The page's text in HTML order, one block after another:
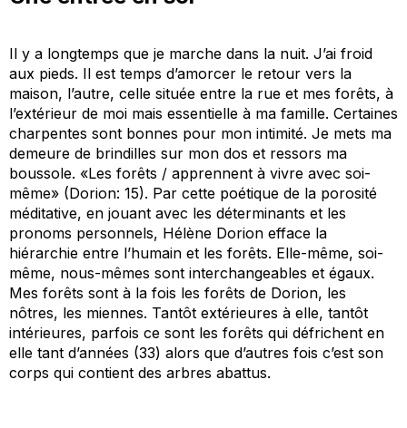
Il y a longtemps que je marche dans la nuit. J’ai froid
aux pieds. Il est temps d’amorcer le retour vers la
maison, l’autre, celle située entre la rue et mes forêts, à
l’extérieur de moi mais essentielle à ma famille. Certaines
charpentes sont bonnes pour mon intimité. Je mets ma
demeure de brindilles sur mon dos et ressors ma
boussole. «Les forêts / apprennent à vivre avec soi-
même» (Dorion: 15). Par cette poétique de la porosité
méditative, en jouant avec les déterminants et les
pronoms personnels, Hélène Dorion efface la
hiérarchie entre l’humain et les forêts. Elle-même, soi-
même, nous-mêmes sont interchangeables et égaux.
Mes forêts sont à la fois les forêts de Dorion, les
nôtres, les miennes. Tantôt extérieures à elle, tantôt
intérieures, parfois ce sont les forêts qui défrichent en
elle tant d’années (33) alors que d’autres fois c’est son
corps qui contient des arbres abattus.